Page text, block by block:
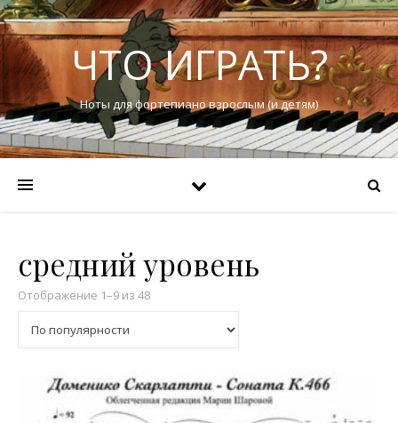
ЧТО ИГРАТЬ?
Ноты для фортепиано взрослым (и детям)
средний уровень
Отображение 1–9 из 48